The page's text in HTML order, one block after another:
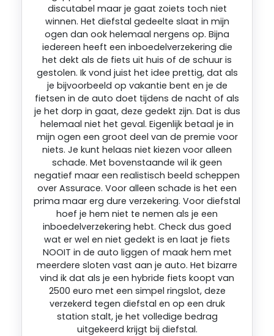
discutabel maar je gaat zoiets toch niet
winnen. Het diefstal gedeelte slaat in mijn
ogen dan ook helemaal nergens op. Bijna
iedereen heeft een inboedelverzekering die
het dekt als de fiets uit huis of de schuur is
gestolen. Ik vond juist het idee prettig, dat als
je bijvoorbeeld op vakantie bent en je de
fietsen in de auto doet tijdens de nacht of als
je het dorp in gaat, deze gedekt zijn. Dat is dus
helemaal niet het geval. Eigenlijk betaal je in
mijn ogen een groot deel van de premie voor
niets. Je kunt helaas niet kiezen voor alleen
schade. Met bovenstaande wil ik geen
negatief maar een realistisch beeld scheppen
over Assurace. Voor alleen schade is het een
prima maar erg dure verzekering. Voor diefstal
hoef je hem niet te nemen als je een
inboedelverzekering hebt. Check dus goed
wat er wel en niet gedekt is en laat je fiets
NOOIT in de auto liggen of maak hem met
meerdere sloten vast aan je auto. Het bizarre
vind ik dat als je een hybride fiets koopt van
2500 euro met een simpel ringslot, deze
verzekerd tegen diefstal en op een druk
station stalt, je het volledige bedrag
uitgekeerd krijgt bij diefstal.